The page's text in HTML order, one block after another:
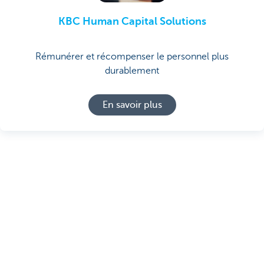
KBC Human Capital Solutions
Rémunérer et récompenser le personnel plus
durablement
En savoir plus